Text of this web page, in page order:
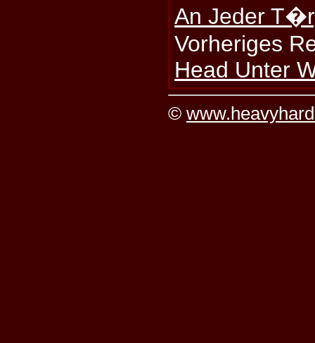
An Jeder
Vorheriges
Head Unter
©